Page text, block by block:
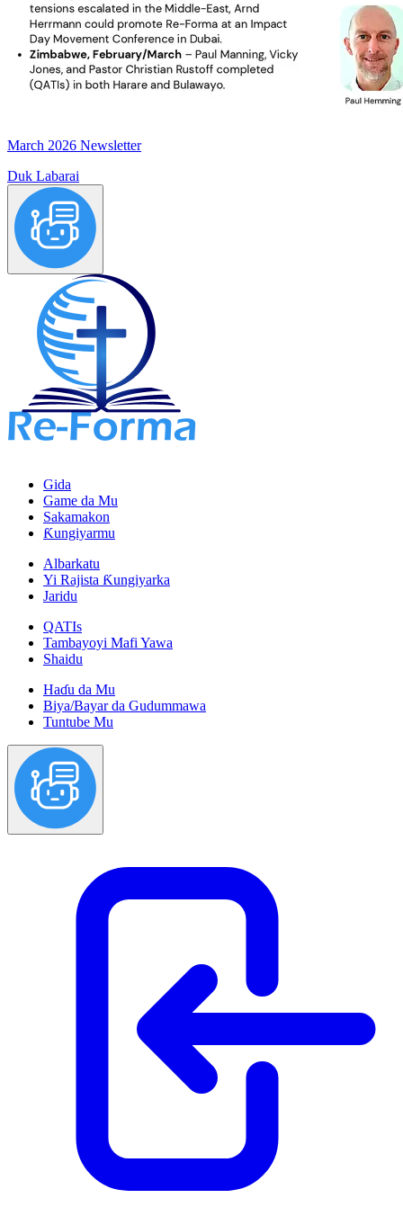
March 2026 Newsletter
Duk Labarai
Gida
Game da Mu
Sakamakon
Ƙungiyarmu
Albarkatu
Yi Rajista Ƙungiyarka
Jaridu
QATIs
Tambayoyi Mafi Yawa
Shaidu
Haɗu da Mu
Biya/Bayar da Gudummawa
Tuntube Mu